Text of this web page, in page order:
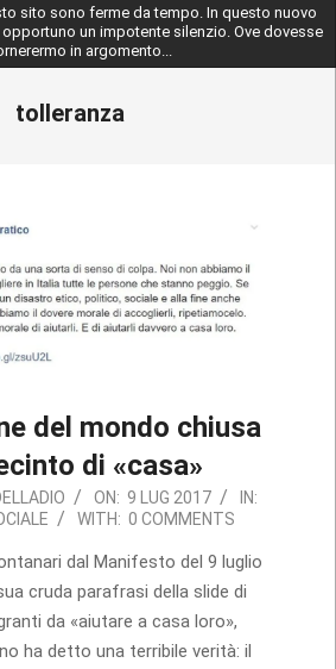
sito sono ferme da tempo. In questo nuovo
un impotente silenzio. Ove dovesse
in argomento...
tolleranza
del mondo chiusa
di «casa»
ON: 9 LUG 2017
IN:
WITH: 0 COMMENTS
dal Manifesto del 9 luglio
cruda parafrasi della slide di
da «aiutare a casa loro»,
ha detto una terribile verità: il